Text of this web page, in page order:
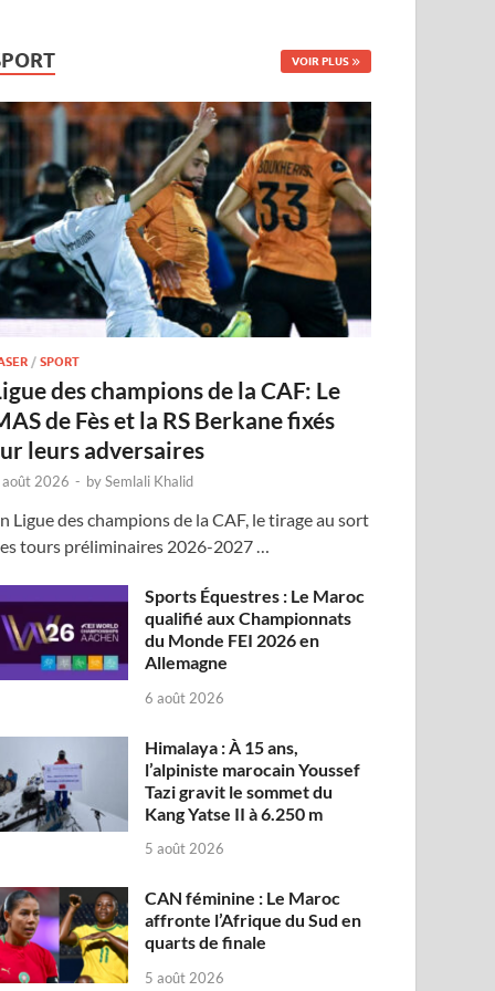
VOIR PLUS
/SPORT
des champions de la CAF: Le
de Fès et la RS Berkane fixés
leurs adversaires
2026 - bySemlali Khalid
Ligue des champions de la CAF, le tirage au sort
tours préliminaires 2026-2027 …
Sports Équestres : Le Maroc
qualifié aux Championnats
du Monde FEI 2026 en
Allemagne
6 août 2026
Himalaya : À 15 ans,
l’alpiniste marocain Youssef
Tazi gravit le sommet du
Kang Yatse II à 6.250 m
5 août 2026
CAN féminine : Le Maroc
affronte l’Afrique du Sud en
quarts de finale
5 août 2026